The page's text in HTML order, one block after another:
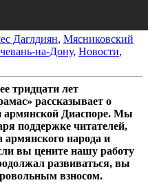
Даглдиян, Мясниковский
на-Дону, Новости,
тридцати лет
рассказывает о
армянской Диаспоре. Мы
поддержке читателей,
армянского народа и
вы цените нашу работу
развиваться, вы
взносом.